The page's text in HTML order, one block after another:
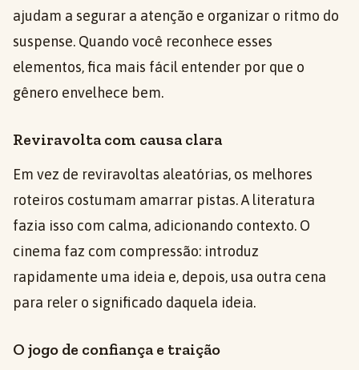
ajudam a segurar a atenção e organizar o ritmo do
suspense. Quando você reconhece esses
elementos, fica mais fácil entender por que o
gênero envelhece bem.
Reviravolta com causa clara
Em vez de reviravoltas aleatórias, os melhores
roteiros costumam amarrar pistas. A literatura
fazia isso com calma, adicionando contexto. O
cinema faz com compressão: introduz
rapidamente uma ideia e, depois, usa outra cena
para reler o significado daquela ideia.
O jogo de confiança e traição